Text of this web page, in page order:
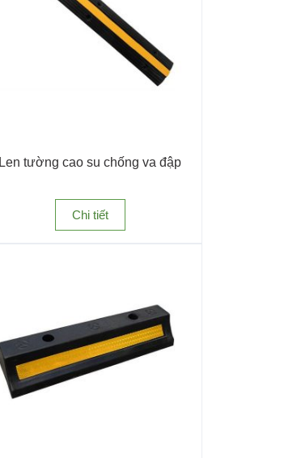
Len tường cao su chống va đập
Chi tiết